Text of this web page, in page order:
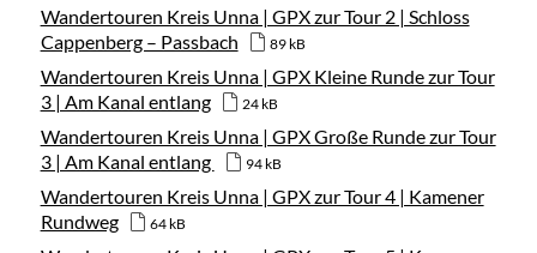
Wandertouren Kreis Unna | GPX zur Tour 2 | Schloss
Cappenberg – Passbach
89 kB
Wandertouren Kreis Unna | GPX Kleine Runde zur Tour
3 | Am Kanal entlang
24 kB
Wandertouren Kreis Unna | GPX Große Runde zur Tour
3 | Am Kanal entlang
94 kB
Wandertouren Kreis Unna | GPX zur Tour 4 | Kamener
Rundweg
64 kB